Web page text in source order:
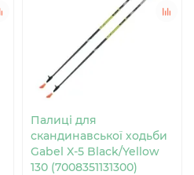
Палиці для
скандинавської ходьби
Gabel X-5 Black/Yellow
130 (7008351131300)